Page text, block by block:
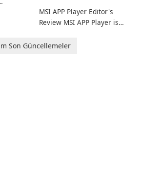
MSI APP Player Editor's
Review MSI APP Player is
emulator built atop the
Son Güncellemeler